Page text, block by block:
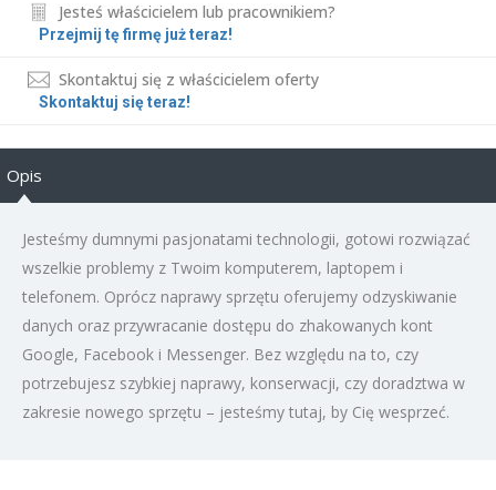
Jesteś właścicielem lub pracownikiem?
Przejmij tę firmę już teraz!
Skontaktuj się z właścicielem oferty
Skontaktuj się teraz!
Opis
Jesteśmy dumnymi pasjonatami technologii, gotowi rozwiązać
wszelkie problemy z Twoim komputerem, laptopem i
telefonem. Oprócz naprawy sprzętu oferujemy odzyskiwanie
danych oraz przywracanie dostępu do zhakowanych kont
Google, Facebook i Messenger. Bez względu na to, czy
potrzebujesz szybkiej naprawy, konserwacji, czy doradztwa w
zakresie nowego sprzętu – jesteśmy tutaj, by Cię wesprzeć.